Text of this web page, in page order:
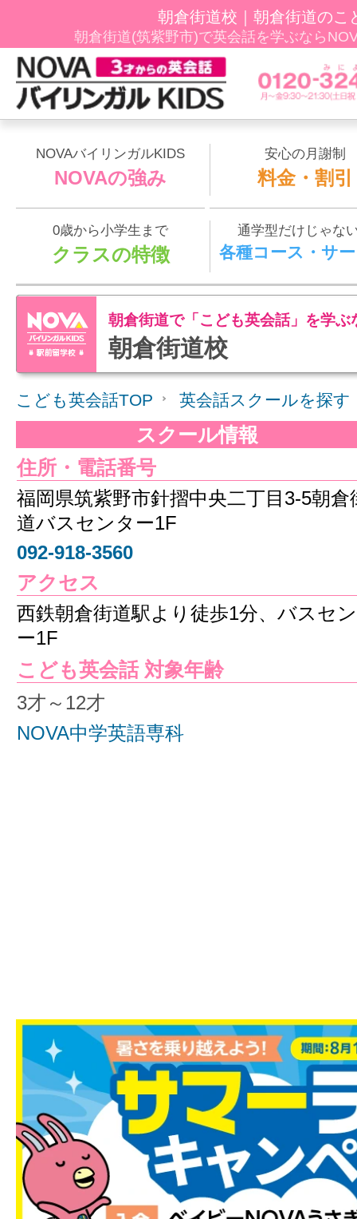
朝倉街道校｜朝倉街道のこ
朝倉街道(筑紫野市)で英会話を学ぶなら
NOVAバイリンガルKIDS
NOVAの強み
安心の月謝制
料金・割引
0歳から小学生まで
クラスの特徴
通学型だけじゃな
各種コース・サ
朝倉街道校
朝倉街道で「こども英会話」を学ぶ
こども英会話TOP 英会話スクールを探す
スクール情報
住所・電話番号
福岡県筑紫野市針摺中央二丁目3-5朝倉
道バスセンター1F
092-918-3560
アクセス
西鉄朝倉街道駅より徒歩1分、バスセ
ー1F
こども英会話 対象年齢
3才～12才
NOVA中学英語専科